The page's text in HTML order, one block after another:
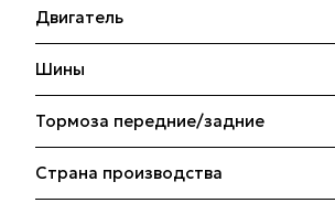
Двигатель
Шины
Тормоза передние/задние
Страна производства